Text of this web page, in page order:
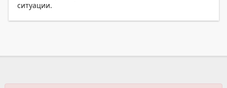
ситуации.